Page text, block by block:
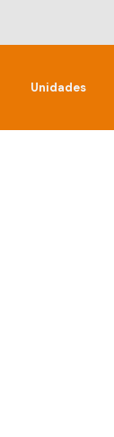
Unidades